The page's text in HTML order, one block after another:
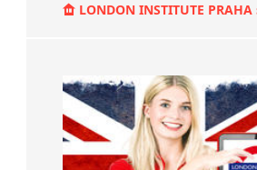
LONDON INSTITUTE PRAHA